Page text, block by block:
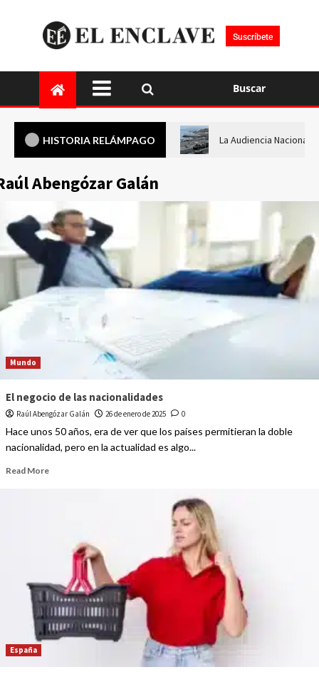
Suscríbete
Buscar
HISTORIA RELÁMPAGO La Audiencia Nacional
Abengózar Galán
Mundo
El negocio de las nacionalidades
Raúl Abengózar Galán 26 de enero de 2025 0
Hace unos 50 años, era de ver que los países permitieran la doble
nacionalidad, pero en la actualidad es algo...
Read More
España